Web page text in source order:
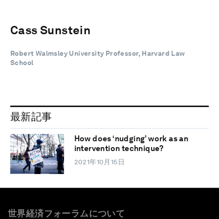
Cass Sunstein
Robert Walmsley University Professor, Harvard Law
School
最新記事
How does ‘nudging’ work as an
intervention technique?
2021年10月15日
世界経済フォーラムについて